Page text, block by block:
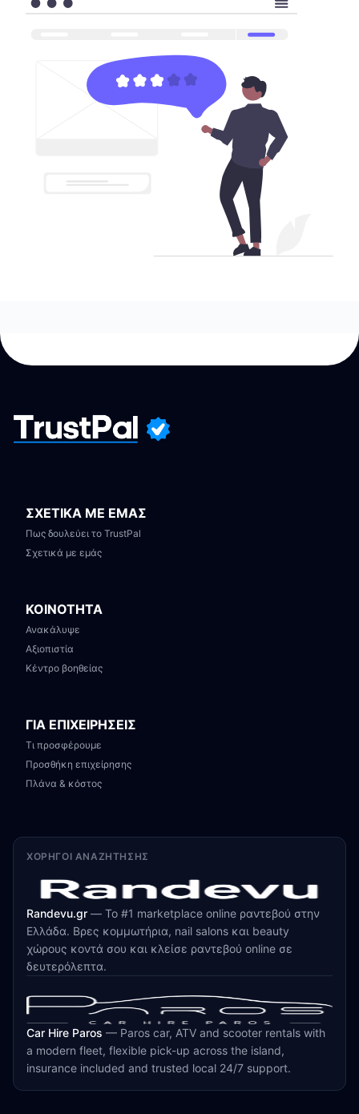
ΣΧΕΤΙΚΑ ΜΕ ΕΜΑΣ
Πως δουλεύει το TrustPal
Σχετικά με εμάς
ΚΟΙΝΟΤΗΤΑ
Ανακάλυψε
Αξιοπιστία
Κέντρο βοηθείας
ΓΙΑ ΕΠΙΧΕΙΡΗΣΕΙΣ
Τι προσφέρουμε
Προσθήκη επιχείρησης
Πλάνα & κόστος
ΧΟΡΗΓΟΊ ΑΝΑΖΉΤΗΣΗΣ
Randevu.gr — Το #1 marketplace online ραντεβού στην
Ελλάδα. Βρες κομμωτήρια, nail salons και beauty
χώρους κοντά σου και κλείσε ραντεβού online σε
δευτερόλεπτα.
Car Hire Paros — Paros car, ATV and scooter rentals with
a modern fleet, flexible pick-up across the island,
insurance included and trusted local 24/7 support.